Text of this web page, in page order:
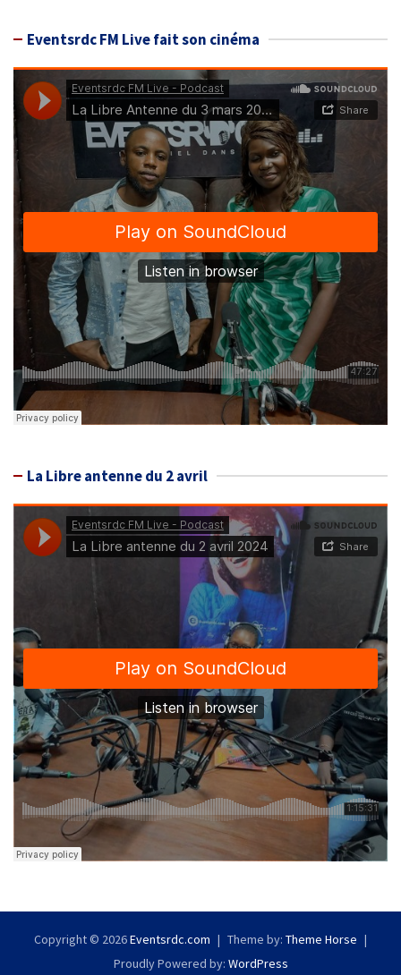
Eventsrdc FM Live fait son cinéma
La Libre antenne du 2 avril
Copyright © 2026Eventsrdc.com Theme by: Theme Horse
Proudly Powered by: WordPress